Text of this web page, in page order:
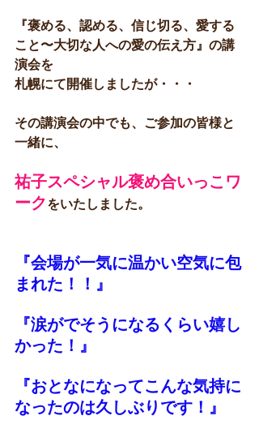
『褒める、認める、信じ切る、愛する
こと〜大切な人への愛の伝え方』の講
演会を
札幌にて開催しましたが・・・
その講演会の中でも、ご参加の皆様と
一緒に、
祐子スペシャル褒め合いっこワ
ークをいたしました。
『会場が一気に温かい空気に包
まれた！！』
『涙がでそうになるくらい嬉し
かった！』
『おとなになってこんな気持に
なったのは久しぶりです！』